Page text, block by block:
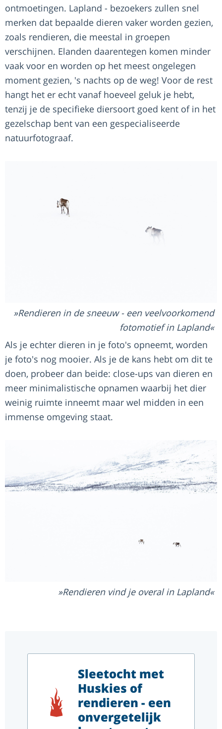
ontmoetingen. Lapland - bezoekers zullen snel
merken dat bepaalde dieren vaker worden gezien,
zoals rendieren, die meestal in groepen
verschijnen. Elanden daarentegen komen minder
vaak voor en worden op het meest ongelegen
moment gezien, 's nachts op de weg! Voor de rest
hangt het er echt vanaf hoeveel geluk je hebt,
tenzij je de specifieke diersoort goed kent of in het
gezelschap bent van een gespecialiseerde
natuurfotograaf.
Rendieren in de sneeuw - een veelvoorkomend
fotomotief in Lapland
Als je echter dieren in je foto's opneemt, worden
je foto's nog mooier. Als je de kans hebt om dit te
doen, probeer dan beide: close-ups van dieren en
meer minimalistische opnamen waarbij het dier
weinig ruimte inneemt maar wel midden in een
immense omgeving staat.
Rendieren vind je overal in Lapland
Sleetocht met
Huskies of
rendieren - een
onvergetelijk